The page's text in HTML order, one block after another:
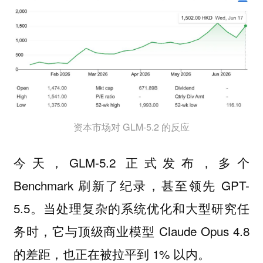
资本市场对 GLM-5.2 的反应
今天，GLM-5.2 正式发布，多个
Benchmark 刷新了纪录，甚至领先 GPT-
5.5。当处理复杂的系统优化和大型研究任
务时，它与顶级商业模型 Claude Opus 4.8
的差距，也正在被拉平到 1% 以内。